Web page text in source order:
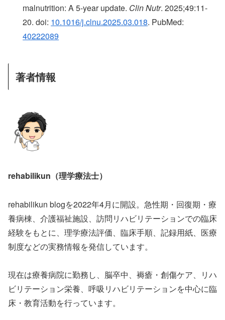
malnutrition: A 5-year update. Clin Nutr. 2025;49:11-
20. doi: 10.1016/j.clnu.2025.03.018. PubMed:
40222089
著者情報
rehabilikun（理学療法士）
rehabilikun blogを2022年4月に開設。急性期・回復期・療
養病棟、介護福祉施設、訪問リハビリテーションでの臨床
経験をもとに、理学療法評価、臨床手順、記録用紙、医療
制度などの実務情報を発信しています。
現在は療養病院に勤務し、脳卒中、褥瘡・創傷ケア、リハ
ビリテーション栄養、呼吸リハビリテーションを中心に臨
床・教育活動を行っています。